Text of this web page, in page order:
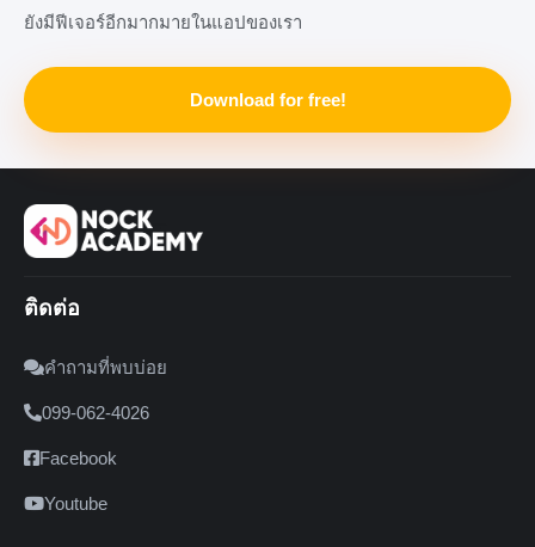
ยังมีฟีเจอร์อีกมากมายในแอปของเรา
Download for free!
ติดต่อ
คำถามที่พบบ่อย
099-062-4026
Facebook
Youtube